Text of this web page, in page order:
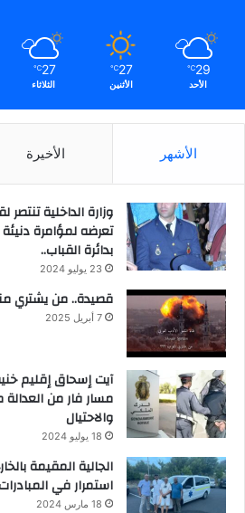
29
℃
الأحد
27
℃
الأثنين
27
℃
الثلاثاء
الأشهر الأخيرة
وزارة الداخلية
تعرضه لمؤامرة
بدائرة القباب..
23 يوليو 2024
قصيدة.. من يشتري
7 أبريل 2025
آيت إسحاق إقليم
مسار فار من
والاحتيال
18 يوليو 2024
الجالية المقيمة
استمرار في
18 مارس 2024